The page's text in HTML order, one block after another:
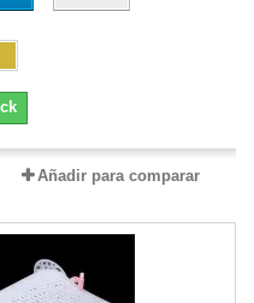
Añadir para comparar